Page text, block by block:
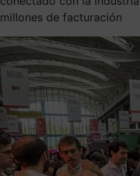
millones de facturación